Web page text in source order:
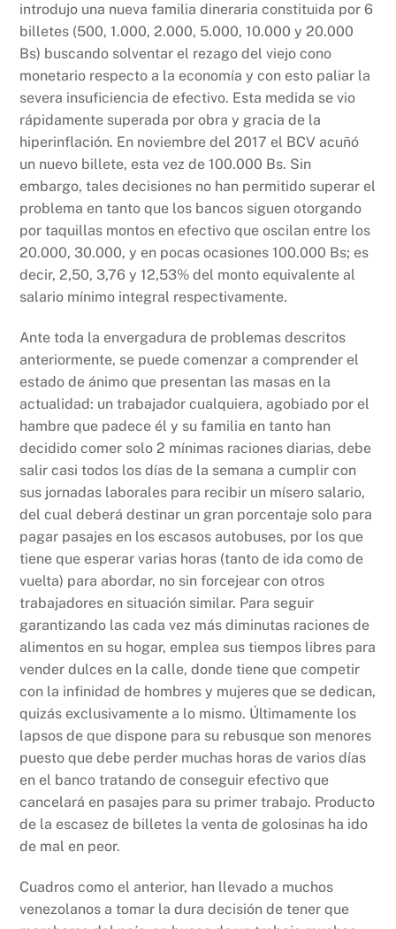
introdujo una nueva familia dineraria constituida por 6
billetes (500, 1.000, 2.000, 5.000, 10.000 y 20.000
Bs) buscando solventar el rezago del viejo cono
monetario respecto a la economía y con esto paliar la
severa insuficiencia de efectivo. Esta medida se vio
rápidamente superada por obra y gracia de la
hiperinflación. En noviembre del 2017 el BCV acuñó
un nuevo billete, esta vez de 100.000 Bs. Sin
embargo, tales decisiones no han permitido superar el
problema en tanto que los bancos siguen otorgando
por taquillas montos en efectivo que oscilan entre los
20.000, 30.000, y en pocas ocasiones 100.000 Bs; es
decir, 2,50, 3,76 y 12,53% del monto equivalente al
salario mínimo integral respectivamente.
Ante toda la envergadura de problemas descritos
anteriormente, se puede comenzar a comprender el
estado de ánimo que presentan las masas en la
actualidad: un trabajador cualquiera, agobiado por el
hambre que padece él y su familia en tanto han
decidido comer solo 2 mínimas raciones diarias, debe
salir casi todos los días de la semana a cumplir con
sus jornadas laborales para recibir un mísero salario,
del cual deberá destinar un gran porcentaje solo para
pagar pasajes en los escasos autobuses, por los que
tiene que esperar varias horas (tanto de ida como de
vuelta) para abordar, no sin forcejear con otros
trabajadores en situación similar. Para seguir
garantizando las cada vez más diminutas raciones de
alimentos en su hogar, emplea sus tiempos libres para
vender dulces en la calle, donde tiene que competir
con la infinidad de hombres y mujeres que se dedican,
quizás exclusivamente a lo mismo. Últimamente los
lapsos de que dispone para su rebusque son menores
puesto que debe perder muchas horas de varios días
en el banco tratando de conseguir efectivo que
cancelará en pasajes para su primer trabajo. Producto
de la escasez de billetes la venta de golosinas ha ido
de mal en peor.
Cuadros como el anterior, han llevado a muchos
venezolanos a tomar la dura decisión de tener que